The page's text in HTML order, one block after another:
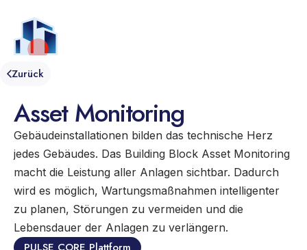
Zurück
Asset Monitoring
Gebäudeinstallationen bilden das technische Herz
jedes Gebäudes. Das Building Block Asset Monitoring
macht die Leistung aller Anlagen sichtbar. Dadurch
wird es möglich, Wartungsmaßnahmen intelligenter
zu planen, Störungen zu vermeiden und die
Lebensdauer der Anlagen zu verlängern.